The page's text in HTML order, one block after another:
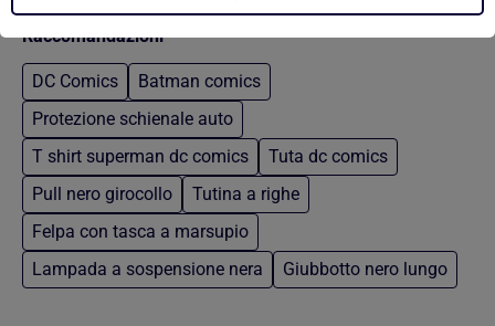
Raccomandazioni
DC Comics
Batman comics
Protezione schienale auto
T shirt superman dc comics
Tuta dc comics
Pull nero girocollo
Tutina a righe
Felpa con tasca a marsupio
Lampada a sospensione nera
Giubbotto nero lungo